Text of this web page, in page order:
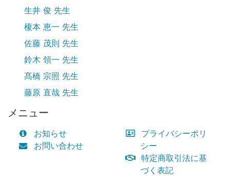
生井 俊 先生
榎本 恵一 先生
佐藤 茂則 先生
鈴木 領一 先生
髙橋 宗照 先生
藤原 直哉 先生
メニュー
お知らせ
お問い合わせ
プライバシーポリ
シー
特定商取引法に基
づく表記